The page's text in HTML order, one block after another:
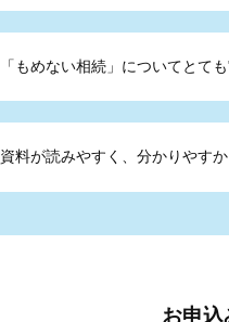
「もめない相続」についてとて
資料が読みやすく、分かりやすか
お申込